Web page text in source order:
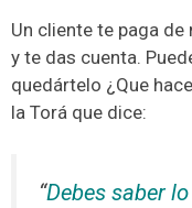
Un cliente te paga
y te das cuenta.
quedártelo ¿Que
la Torá que dice:
“Debes saber